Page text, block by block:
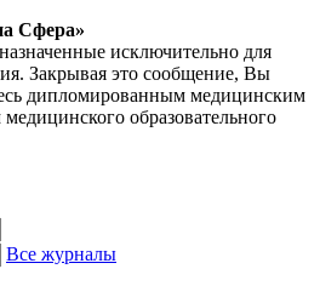
Сфера»
исключительно для
Закрывая это сообщение, Вы
дипломированным медицинским
образовательного
Все журналы